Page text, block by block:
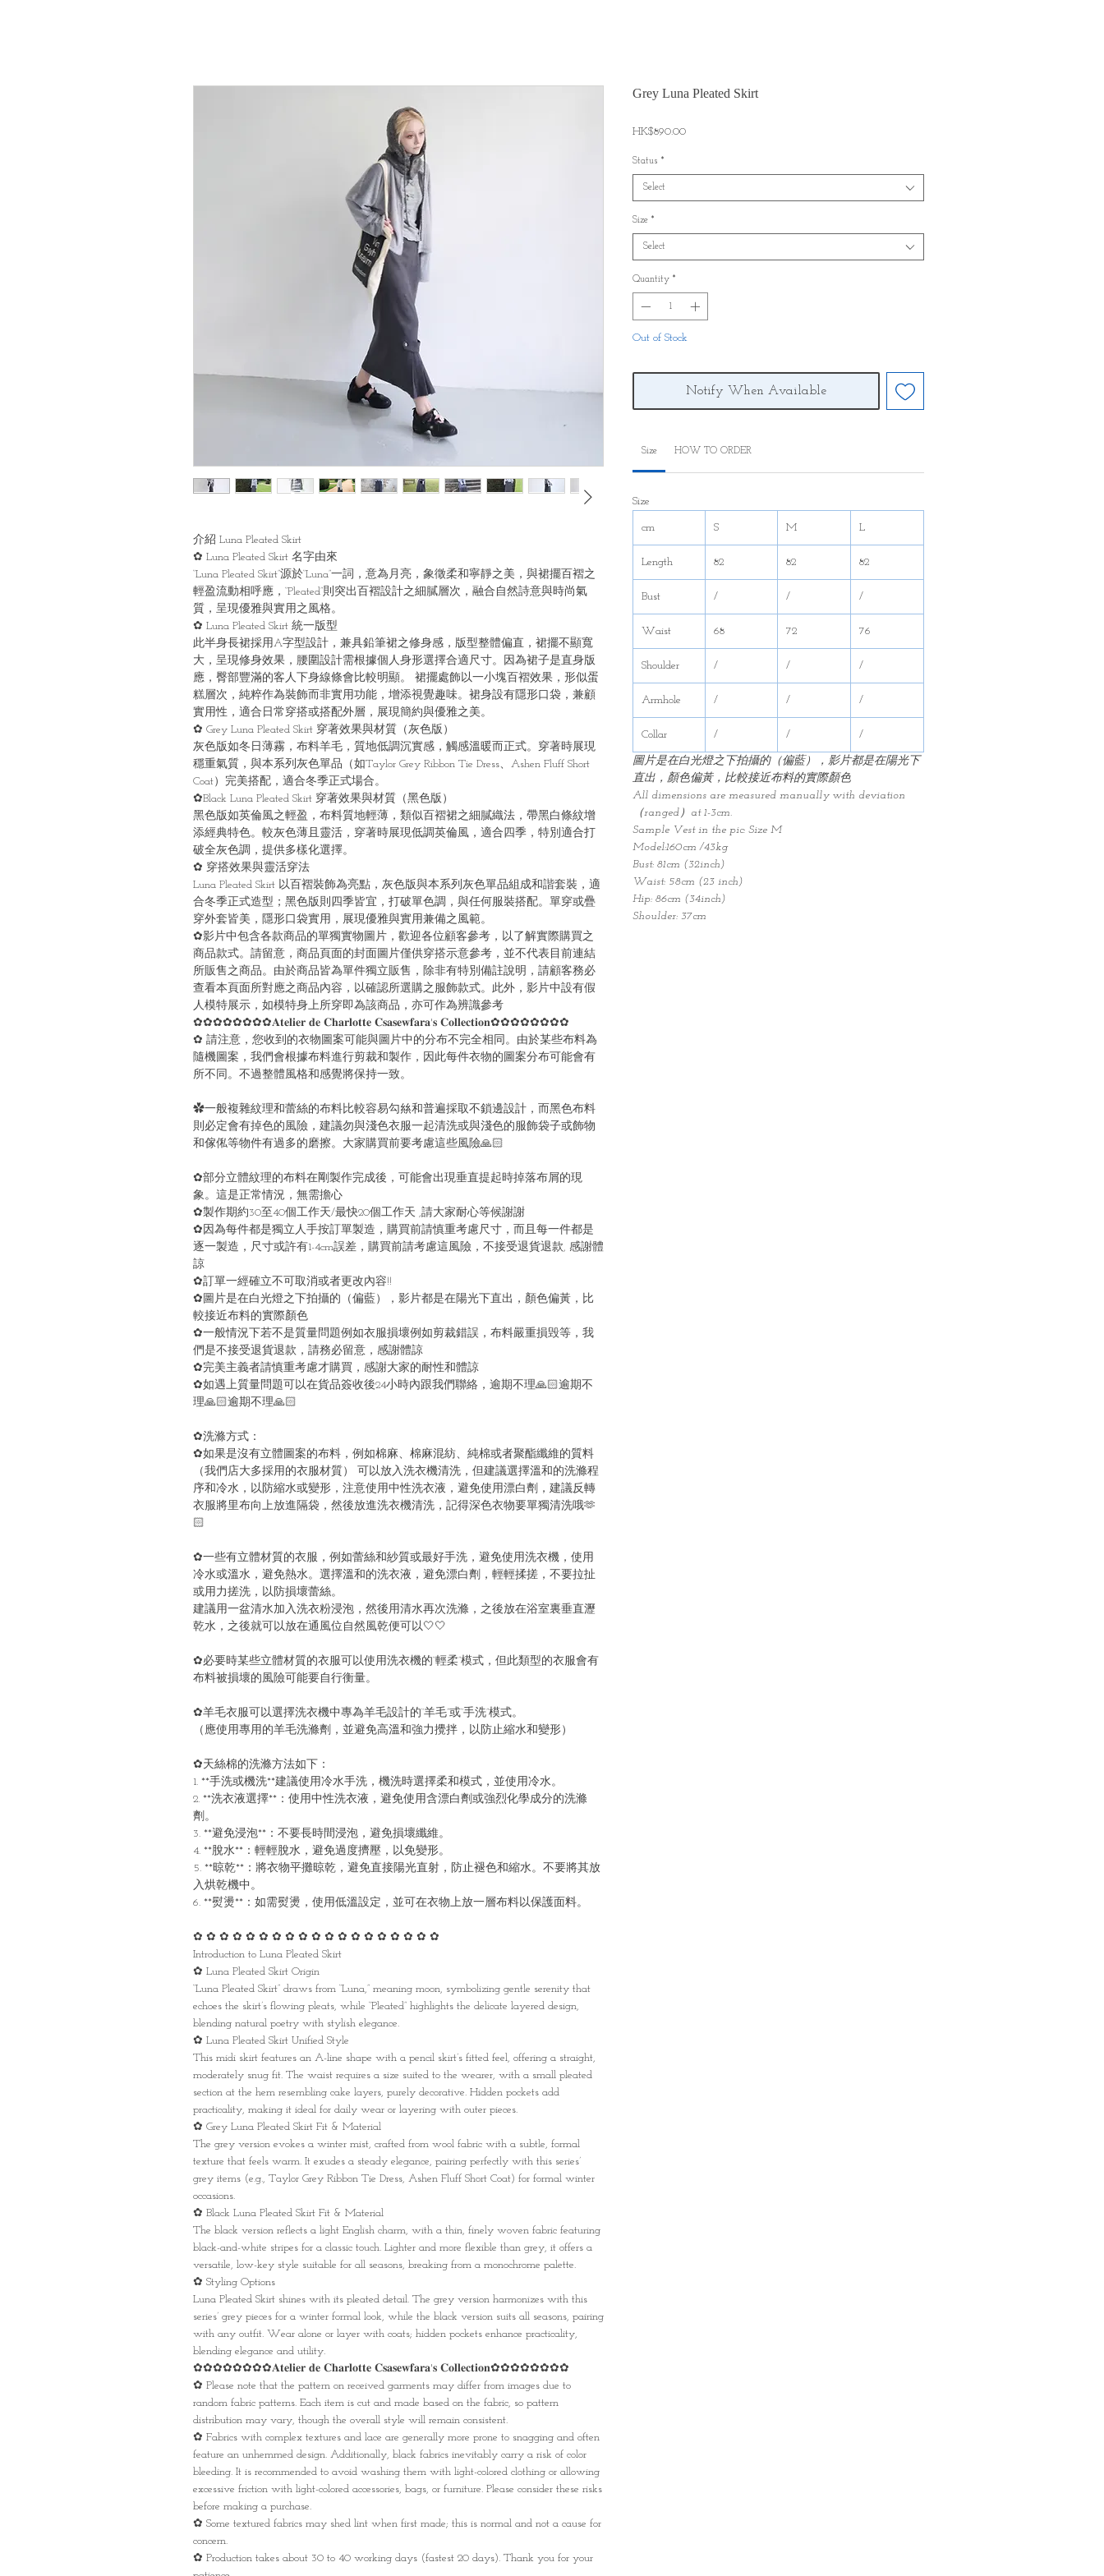
介紹 Luna Pleated Skirt
✿ Luna Pleated Skirt 名字由來
“Luna Pleated Skirt”源於“Luna”一詞，意為月亮，象徵柔和寧靜之美，與裙擺百褶之
輕盈流動相呼應，“Pleated”則突出百褶設計之細膩層次，融合自然詩意與時尚氣
質，呈現優雅與實用之風格。
✿ Luna Pleated Skirt 統一版型
此半身長裙採用A字型設計，兼具鉛筆裙之修身感，版型整體偏直，裙擺不顯寬
大，呈現修身效果，腰圍設計需根據個人身形選擇合適尺寸。因為裙子是直身版
應，臀部豐滿的客人下身線條會比較明顯。 裙擺處飾以一小塊百褶效果，形似蛋
糕層次，純粹作為裝飾而非實用功能，增添視覺趣味。裙身設有隱形口袋，兼顧
實用性，適合日常穿搭或搭配外層，展現簡約與優雅之美。
✿ Grey Luna Pleated Skirt 穿著效果與材質（灰色版）
灰色版如冬日薄霧，布料羊毛，質地低調沉實感，觸感溫暖而正式。穿著時展現
穩重氣質，與本系列灰色單品（如Taylor Grey Ribbon Tie Dress、Ashen Fluff Short
Coat）完美搭配，適合冬季正式場合。
✿Black Luna Pleated Skirt 穿著效果與材質（黑色版）
黑色版如英倫風之輕盈，布料質地輕薄，類似百褶裙之細膩織法，帶黑白條紋增
添經典特色。較灰色薄且靈活，穿著時展現低調英倫風，適合四季，特別適合打
破全灰色調，提供多樣化選擇。
✿ 穿搭效果與靈活穿法
Luna Pleated Skirt 以百褶裝飾為亮點，灰色版與本系列灰色單品組成和諧套裝，適
合冬季正式造型；黑色版則四季皆宜，打破單色調，與任何服裝搭配。單穿或疊
穿外套皆美，隱形口袋實用，展現優雅與實用兼備之風範。
✿影片中包含各款商品的單獨實物圖片，歡迎各位顧客參考，以了解實際購買之
商品款式。請留意，商品頁面的封面圖片僅供穿搭示意參考，並不代表目前連結
所販售之商品。由於商品皆為單件獨立販售，除非有特別備註說明，請顧客務必
查看本頁面所對應之商品內容，以確認所選購之服飾款式。此外，影片中設有假
人模特展示，如模特身上所穿即為該商品，亦可作為辨識參考
✿✿✿✿✿✿✿✿𝐀𝐭𝐞𝐥𝐢𝐞𝐫 𝐝𝐞 𝐂𝐡𝐚𝐫𝐥𝐨𝐭𝐭𝐞 𝐂𝐬𝐚𝐬𝐞𝐰𝐟𝐚𝐫𝐚'𝐬 𝐂𝐨𝐥𝐥𝐞𝐜𝐭𝐢𝐨𝐧✿✿✿✿✿✿✿✿
✿ 請注意，您收到的衣物圖案可能與圖片中的分布不完全相同。由於某些布料為
隨機圖案，我們會根據布料進行剪裁和製作，因此每件衣物的圖案分布可能會有
所不同。不過整體風格和感覺將保持一致。
✿一般複雜紋理和蕾絲的布料比較容易勾𢇃和普遍採取不鎖邊設計，而黑色布料
則必定會有掉色的風險，建議勿與淺色衣服一起清洗或與淺色的服飾袋子或飾物
和傢俬等物件有過多的磨擦。大家購買前要考慮這些風險🙏🏻
✿部分立體紋理的布料在剛製作完成後，可能會出現垂直提起時掉落布屑的現
象。這是正常情況，無需擔心
✿製作期約30至40個工作天/最快20個工作天 ,請大家耐心等候謝謝
✿因為每件都是獨立人手按訂單製造，購買前請慎重考慮尺寸，而且每一件都是
逐一製造，尺寸或許有1-4cm誤差，購買前請考慮這風險，不接受退貨退款, 感謝體
諒
✿訂單一經確立不可取消或者更改內容!!
✿圖片是在白光燈之下拍攝的（偏藍），影片都是在陽光下直出，顏色偏黃，比
較接近布料的實際顏色
✿一般情況下若不是質量問題例如衣服損壞例如剪裁錯誤，布料嚴重損毁等，我
們是不接受退貨退款，請務必留意，感謝體諒
✿完美主義者請慎重考慮才購買，感謝大家的耐性和體諒
✿如遇上質量問題可以在貨品簽收後24小時內跟我們聯絡，逾期不理🙏🏻逾期不
理🙏🏻逾期不理🙏🏻
✿洗滌方式：
✿如果是沒有立體圖案的布料，例如棉麻、棉麻混紡、純棉或者聚酯纖維的質料
（我們店大多採用的衣服材質） 可以放入洗衣機清洗，但建議選擇溫和的洗滌程
序和冷水，以防縮水或變形，注意使用中性洗衣液，避免使用漂白劑，建議反轉
衣服將里布向上放進隔袋，然後放進洗衣機清洗，記得深色衣物要單獨清洗哦🫶
🏻
✿一些有立體材質的衣服，例如蕾絲和紗質或最好手洗，避免使用洗衣機，使用
冷水或溫水，避免熱水。選擇溫和的洗衣液，避免漂白劑，輕輕揉搓，不要拉扯
或用力搓洗，以防損壞蕾絲。
建議用一盆清水加入洗衣粉浸泡，然後用清水再次洗滌，之後放在浴室裏垂直瀝
乾水，之後就可以放在通風位自然風乾便可以🤍🤍
✿必要時某些立體材質的衣服可以使用洗衣機的“輕柔”模式，但此類型的衣服會有
布料被損壞的風險可能要自行衡量。
✿羊毛衣服可以選擇洗衣機中專為羊毛設計的“羊毛”或“手洗”模式。
（應使用專用的羊毛洗滌劑，並避免高溫和強力攪拌，以防止縮水和變形）
✿天絲棉的洗滌方法如下：
1. **手洗或機洗**建議使用冷水手洗，機洗時選擇柔和模式，並使用冷水。
2. **洗衣液選擇**：使用中性洗衣液，避免使用含漂白劑或強烈化學成分的洗滌
劑。
3. **避免浸泡**：不要長時間浸泡，避免損壞纖維。
4. **脫水**：輕輕脫水，避免過度擠壓，以免變形。
5. **晾乾**：將衣物平攤晾乾，避免直接陽光直射，防止褪色和縮水。不要將其放
入烘乾機中。
6. **熨燙**：如需熨燙，使用低溫設定，並可在衣物上放一層布料以保護面料。
✿ ✿ ✿ ✿ ✿ ✿ ✿ ✿ ✿ ✿ ✿ ✿ ✿ ✿ ✿ ✿ ✿ ✿ ✿
Introduction to Luna Pleated Skirt
✿ Luna Pleated Skirt Origin
“Luna Pleated Skirt” draws from “Luna,” meaning moon, symbolizing gentle serenity that
echoes the skirt’s flowing pleats, while “Pleated” highlights the delicate layered design,
blending natural poetry with stylish elegance.
✿ Luna Pleated Skirt Unified Style
This midi skirt features an A-line shape with a pencil skirt’s fitted feel, offering a straight,
moderately snug fit. The waist requires a size suited to the wearer, with a small pleated
section at the hem resembling cake layers, purely decorative. Hidden pockets add
practicality, making it ideal for daily wear or layering with outer pieces.
✿ Grey Luna Pleated Skirt Fit & Material
The grey version evokes a winter mist, crafted from wool fabric with a subtle, formal
texture that feels warm. It exudes a steady elegance, pairing perfectly with this series’
grey items (e.g., Taylor Grey Ribbon Tie Dress, Ashen Fluff Short Coat) for formal winter
occasions.
✿ Black Luna Pleated Skirt Fit & Material
The black version reflects a light English charm, with a thin, finely woven fabric featuring
black-and-white stripes for a classic touch. Lighter and more flexible than grey, it offers a
versatile, low-key style suitable for all seasons, breaking from a monochrome palette.
✿ Styling Options
Luna Pleated Skirt shines with its pleated detail. The grey version harmonizes with this
series’ grey pieces for a winter formal look, while the black version suits all seasons, pairing
with any outfit. Wear alone or layer with coats; hidden pockets enhance practicality,
blending elegance and utility.
✿✿✿✿✿✿✿✿𝐀𝐭𝐞𝐥𝐢𝐞𝐫 𝐝𝐞 𝐂𝐡𝐚𝐫𝐥𝐨𝐭𝐭𝐞 𝐂𝐬𝐚𝐬𝐞𝐰𝐟𝐚𝐫𝐚'𝐬 𝐂𝐨𝐥𝐥𝐞𝐜𝐭𝐢𝐨𝐧✿✿✿✿✿✿✿✿
✿ Please note that the pattern on received garments may differ from images due to
random fabric patterns. Each item is cut and made based on the fabric, so pattern
distribution may vary, though the overall style will remain consistent.
✿ Fabrics with complex textures and lace are generally more prone to snagging and often
feature an unhemmed design. Additionally, black fabrics inevitably carry a risk of color
bleeding. It is recommended to avoid washing them with light-colored clothing or allowing
excessive friction with light-colored accessories, bags, or furniture. Please consider these risks
before making a purchase.
✿ Some textured fabrics may shed lint when first made; this is normal and not a cause for
concern.
✿ Production takes about 30 to 40 working days (fastest 20 days). Thank you for your
Grey Luna Pleated Skirt
HK$890.00Price
Status *
Select
Size *
Select
Quantity *
Out of Stock
Notify When Available
Size HOW TO ORDER
Size
cm S M L
Length 82 82 82
Bust / / /
Waist 68 72 76
Shoulder / / /
Armhole / / /
Collar / / /
圖片是在白光燈之下拍攝的（偏藍），影片都是在陽光下
直出，顏色偏黃，比較接近布料的實際顏色
All dimensions are measured manually with deviation
（ranged）at 1-3cm.
Sample Vest in the pic: Size M
Model:160cm /43kg
Bust: 81cm (32inch)
Waist: 58cm (23 inch)
Hip: 86cm (34inch)
Shoulder: 37cm